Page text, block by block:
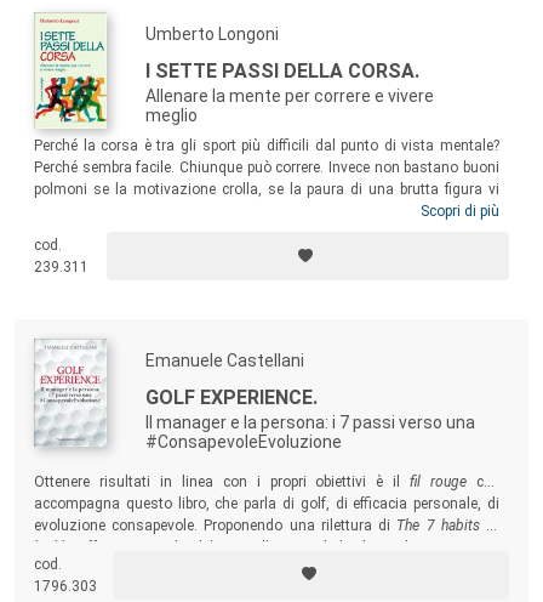
Umberto Longoni
I SETTE PASSI DELLA CORSA.
Allenare la mente per correre e vivere
meglio
Perché la corsa è tra gli sport più difficili dal punto di vista mentale?
Perché sembra facile. Chiunque può correre. Invece non bastano buoni
polmoni se la motivazione crolla, se la paura di una brutta figura vi
taglia le gambe. Quando la mente crea dubbi, tensioni e incertezze può
interessantissimo percorso di allenamento mentale alla portata di tutti
irunners
Scopri di più
cod.
239.311
Emanuele Castellani
GOLF EXPERIENCE.
Il manager e la persona: i 7 passi verso una
#ConsapevoleEvoluzione
Ottenere risultati in linea con i propri obiettivi è ilfil rouge che
accompagna questo libro, che parla di golf, di efficacia personale, di
evoluzione consapevole. Proponendo una rilettura di The 7 habits of
questo libro aiuterà il golfista a vivere una migliore esperienza
golfistica e il manager a evolvere partendo dalla persona.
cod.
1796.303